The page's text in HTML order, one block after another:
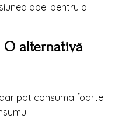
apei pentru o
O alternativă
pot consuma foarte